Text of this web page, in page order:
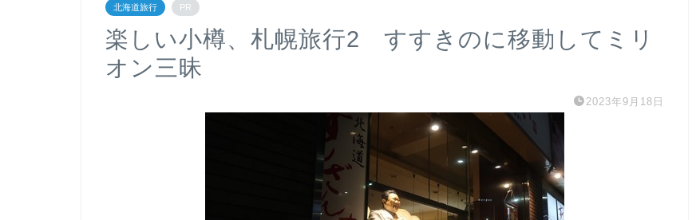
北海道旅行 PR
楽しい小樽、札幌旅行2 すすきのに移動してミリ
オン三昧
2023年9月18日